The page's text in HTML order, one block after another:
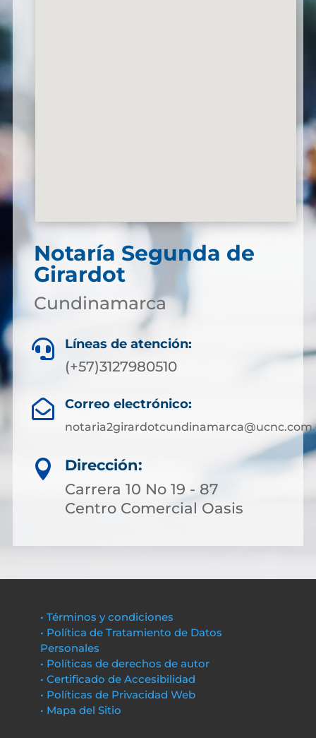
Notaría Segunda de
Girardot
Cundinamarca
 Líneas de atención:
(+57)3127980510
 Correo electrónico:

Dirección:
Carrera 10 No 19 - 87
Centro Comercial Oasis
• Términos y condiciones
• Política de Tratamiento de Datos
Personales
• Políticas de derechos de autor
• Certificado de Accesibilidad
• Políticas de Privacidad Web
• Mapa del Sitio